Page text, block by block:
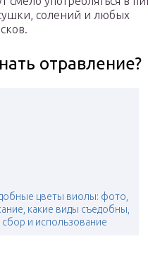
солений и любых
отравление?
цветы виолы: фото,
какие виды съедобны,
сбор и использование